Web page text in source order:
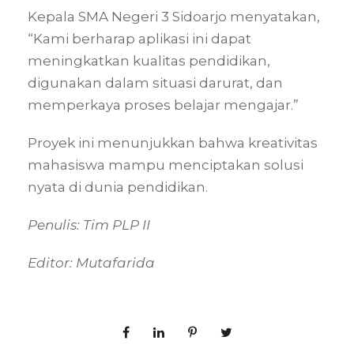
Kepala SMA Negeri 3 Sidoarjo menyatakan,
“Kami berharap aplikasi ini dapat
meningkatkan kualitas pendidikan,
digunakan dalam situasi darurat, dan
memperkaya proses belajar mengajar.”
Proyek ini menunjukkan bahwa kreativitas
mahasiswa mampu menciptakan solusi
nyata di dunia pendidikan.
Penulis: Tim PLP II
Editor: Mutafarida